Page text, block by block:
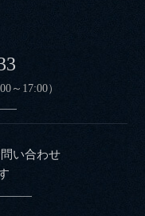
～17:00）
い合わせ